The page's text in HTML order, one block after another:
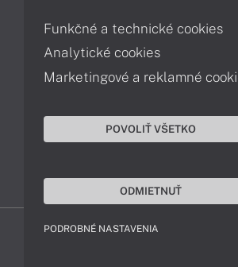
Možnosti doručenia a platby
Kontakty
043 4224 771
Obchodné
Funkčné a technické cookies
Analytické cookies
Marketingové a reklamné
POVOLIŤ VŠETKO
ODMIETNUŤ
PODROBNÉ NASTAVENIA